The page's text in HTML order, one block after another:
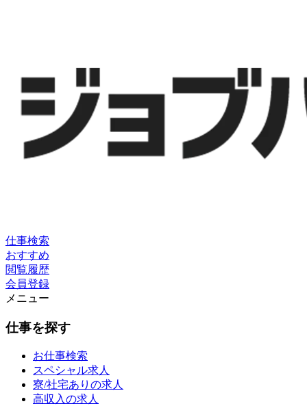
仕事検索
おすすめ
閲覧履歴
会員登録
メニュー
仕事を探す
お仕事検索
スペシャル求人
寮/社宅ありの求人
高収入の求人